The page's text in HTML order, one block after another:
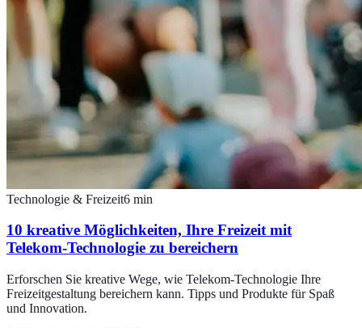
Technologie & Freizeit6 min
10 kreative Möglichkeiten, Ihre Freizeit mit
Telekom-Technologie zu bereichern
Erforschen Sie kreative Wege, wie Telekom-Technologie Ihre
Freizeitgestaltung bereichern kann. Tipps und Produkte für Spaß
und Innovation.